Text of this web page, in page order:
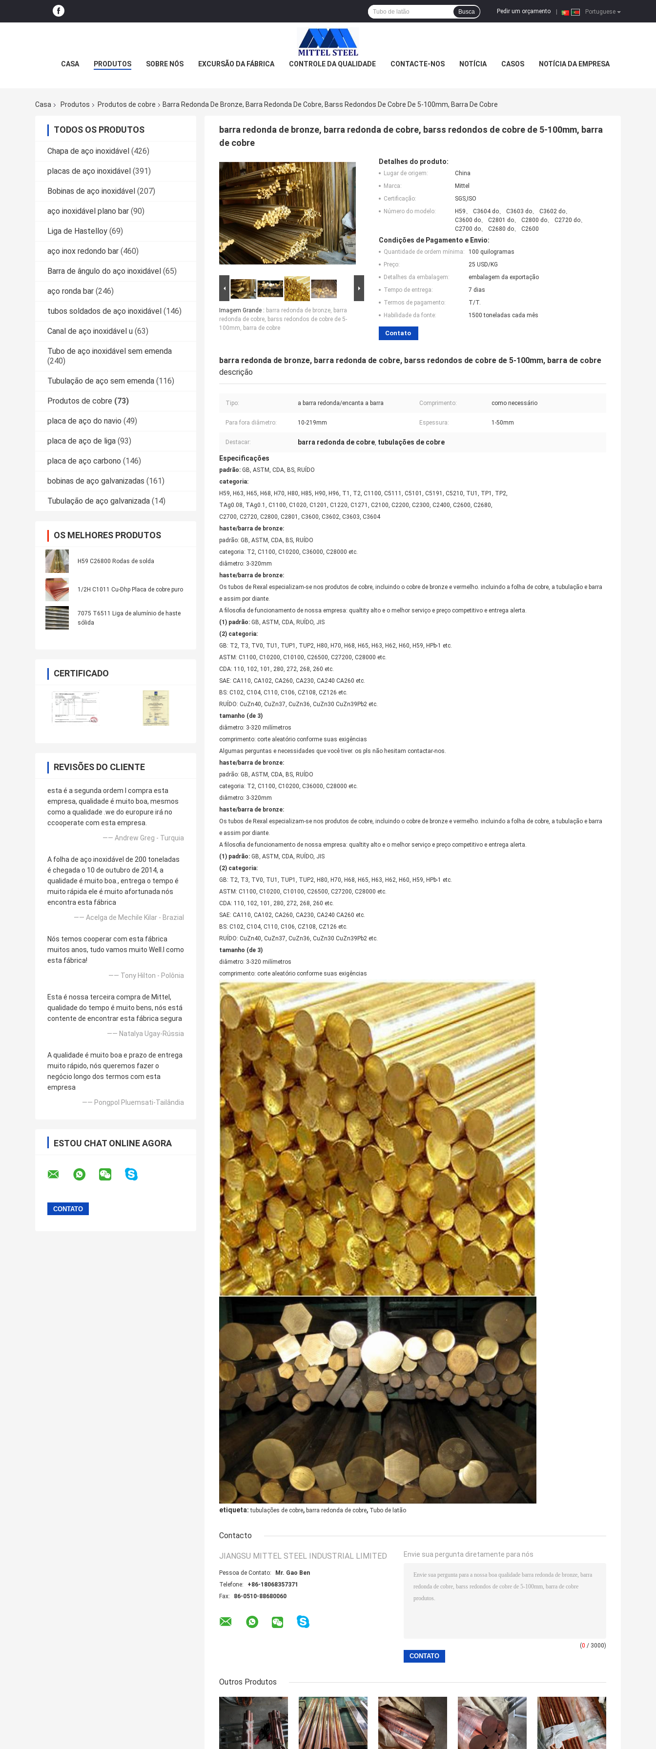
Portuguese
Pedir um orçamento
Busca
CASA PRODUTOS SOBRE NÓS EXCURSÃO DA FÁBRICA CONTROLE DA QUALIDADE CONTACTE-NOS NOTÍCIA CASOS NOTÍCIA DA EMPRESA
Casa Produtos Produtos de cobre Barra Redonda De Bronze, Barra Redonda De Cobre, Barss Redondos De Cobre De 5-100mm, Barra De Cobre
TODOS OS PRODUTOS
Chapa de aço inoxidável (426)
placas de aço inoxidável (391)
Bobinas de aço inoxidável (207)
aço inoxidável plano bar (90)
Liga de Hastelloy (69)
aço inox redondo bar (460)
Barra de ângulo do aço inoxidável (65)
aço ronda bar (246)
tubos soldados de aço inoxidável (146)
Canal de aço inoxidável u (63)
Tubo de aço inoxidável sem emenda
(240)
Tubulação de aço sem emenda (116)
Produtos de cobre (73)
placa de aço do navio (49)
placa de aço de liga (93)
placa de aço carbono (146)
bobinas de aço galvanizadas (161)
Tubulação de aço galvanizada (14)
OS MELHORES PRODUTOS
H59 C26800 Rodas de solda
1/2H C1011 Cu-Dhp Placa de cobre puro
7075 T6511 Liga de alumínio de haste
sólida
CERTIFICADO
REVISÕES DO CLIENTE
esta é a segunda ordem l compra esta
empresa, qualidade é muito boa, mesmos
como a qualidade .we do europure irá no
ccooperate com esta empresa.
—— Andrew Greg - Turquia
A folha de aço inoxidável de 200 toneladas
é chegada o 10 de outubro de 2014, a
qualidade é muito boa., entrega o tempo é
muito rápida ele é muito afortunada nós
encontra esta fábrica
—— Acelga de Mechile Kilar - Brazial
Nós temos cooperar com esta fábrica
muitos anos, tudo vamos muito Well.l como
esta fábrica!
—— Tony Hilton - Polônia
Esta é nossa terceira compra de Mittel,
qualidade do tempo é muito bens, nós está
contente de encontrar esta fábrica segura
—— Natalya Ugay-Rússia
A qualidade é muito boa e prazo de entrega
muito rápido, nós queremos fazer o
negócio longo dos termos com esta
empresa
—— Pongpol Pluemsati-Tailândia
ESTOU CHAT ONLINE AGORA
barra redonda de bronze, barra redonda de cobre, barss redondos de cobre de 5-100mm, barra
de cobre
Imagem Grande : barra redonda de bronze, barra
redonda de cobre, barss redondos de cobre de 5-
100mm, barra de cobre
Detalhes do produto:
Lugar de origem:
China
Marca:
Mittel
Certificação:
SGS,ISO
Número do modelo:
H59、 C3604 do、 C3603 do、 C3602 do、
C3600 do、 C2801 do、 C2800 do、 C2720 do、
C2700 do、 C2680 do、 C2600
Condições de Pagamento e Envio:
Quantidade de ordem mínima:
100 quilogramas
Preço:
25 USD/KG
Detalhes da embalagem:
embalagem da exportação
Tempo de entrega:
7 dias
Termos de pagamento:
T/T.
Habilidade da fonte:
1500 toneladas cada mês
Contato
barra redonda de bronze, barra redonda de cobre, barss redondos de cobre de 5-100mm, barra de cobre
descrição
Tipo: a barra redonda/encanta a barra Comprimento: como necessário
Para fora diâmetro: 10-219mm Espessura: 1-50mm
Destacar: barra redonda de cobre, tubulações de cobre
Especificações
padrão: GB, ASTM, CDA, BS, RUÍDO
categoria:
H59, H63, H65, H68, H70, H80, H85, H90, H96, T1, T2, C1100, C5111, C5101, C5191, C5210, TU1, TP1, TP2,
TAg0.08, TAg0.1, C1100, C1020, C1201, C1220, C1271, C2100, C2200, C2300, C2400, C2600, C2680,
C2700, C2720, C2800, C2801, C3600, C3602, C3603, C3604
haste/barra de bronze:
padrão: GB, ASTM, CDA, BS, RUÍDO
categoria: T2, C1100, C10200, C36000, C28000 etc.
diâmetro: 3-320mm
haste/barra de bronze:
Os tubos de Rexal especializam-se nos produtos de cobre, incluindo o cobre de bronze e vermelho. incluindo a folha de cobre, a tubulação e barra
e assim por diante.
A filosofia de funcionamento de nossa empresa: qualtity alto e o melhor serviço e preço competitivo e entrega alerta.
(1) padrão: GB, ASTM, CDA, RUÍDO, JIS
(2) categoria:
GB: T2, T3, TV0, TU1, TUP1, TUP2, H80, H70, H68, H65, H63, H62, H60, H59, HPb-1 etc.
ASTM: C1100, C10200, C10100, C26500, C27200, C28000 etc.
CDA: 110, 102, 101, 280, 272, 268, 260 etc.
SAE: CA110, CA102, CA260, CA230, CA240 CA260 etc.
BS: C102, C104, C110, C106, CZ108, CZ126 etc.
RUÍDO: CuZn40, CuZn37, CuZn36, CuZn30 CuZn39Pb2 etc.
tamanho (de 3)
diâmetro: 3-320 milímetros
comprimento: corte aleatório conforme suas exigências
Algumas perguntas e necessidades que você tiver. os pls não hesitam contactar-nos.
haste/barra de bronze:
padrão: GB, ASTM, CDA, BS, RUÍDO
categoria: T2, C1100, C10200, C36000, C28000 etc.
diâmetro: 3-320mm
haste/barra de bronze:
Os tubos de Rexal especializam-se nos produtos de cobre, incluindo o cobre de bronze e vermelho. incluindo a folha de cobre, a tubulação e barra
e assim por diante.
A filosofia de funcionamento de nossa empresa: qualtity alto e o melhor serviço e preço competitivo e entrega alerta.
(1) padrão: GB, ASTM, CDA, RUÍDO, JIS
(2) categoria:
GB: T2, T3, TV0, TU1, TUP1, TUP2, H80, H70, H68, H65, H63, H62, H60, H59, HPb-1 etc.
ASTM: C1100, C10200, C10100, C26500, C27200, C28000 etc.
CDA: 110, 102, 101, 280, 272, 268, 260 etc.
SAE: CA110, CA102, CA260, CA230, CA240 CA260 etc.
BS: C102, C104, C110, C106, CZ108, CZ126 etc.
RUÍDO: CuZn40, CuZn37, CuZn36, CuZn30 CuZn39Pb2 etc.
tamanho (de 3)
diâmetro: 3-320 milímetros
comprimento: corte aleatório conforme suas exigências
etiqueta: tubulações de cobre, barra redonda de cobre, Tubo de latão
Contacto
JIANGSU MITTEL STEEL INDUSTRIAL LIMITED
Pessoa de Contato:
Mr. Gao Ben
Telefone:
+86-18068357371
Fax:
86-0510-88680060
Envie sua pergunta diretamente para nós
(0 / 3000)
Outros Produtos